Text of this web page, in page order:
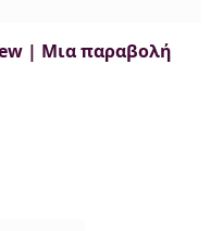
| Μια παραβολή